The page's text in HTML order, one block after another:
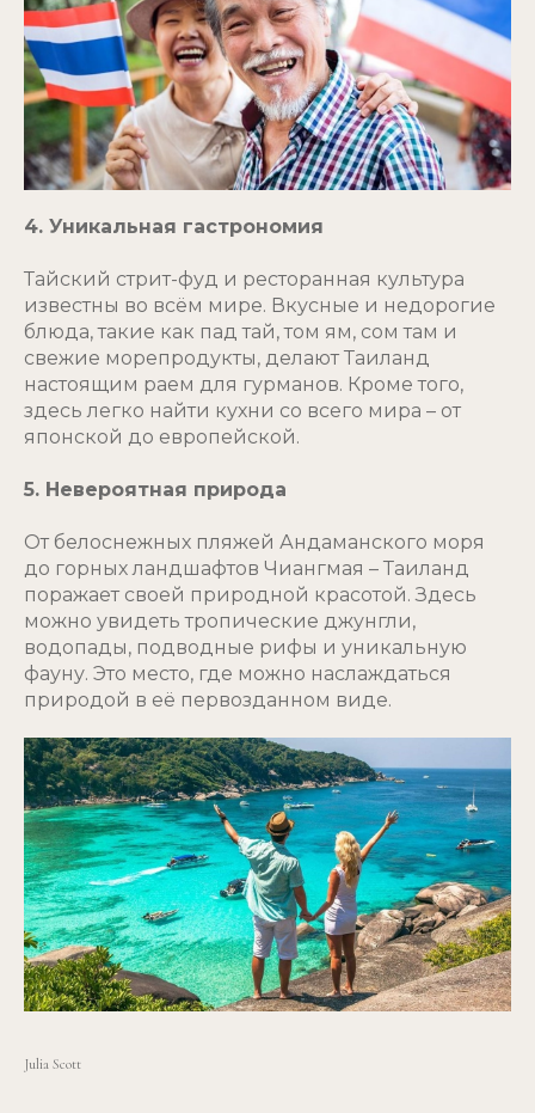
4. Уникальная гастрономия
Тайский стрит-фуд и ресторанная культура
известны во всём мире. Вкусные и недорогие
блюда, такие как пад тай, том ям, сом там и
свежие морепродукты, делают Таиланд
настоящим раем для гурманов. Кроме того,
здесь легко найти кухни со всего мира – от
японской до европейской.
5. Невероятная природа
От белоснежных пляжей Андаманского моря
до горных ландшафтов Чиангмая – Таиланд
поражает своей природной красотой. Здесь
можно увидеть тропические джунгли,
водопады, подводные рифы и уникальную
фауну. Это место, где можно наслаждаться
природой в её первозданном виде.
Julia Scott